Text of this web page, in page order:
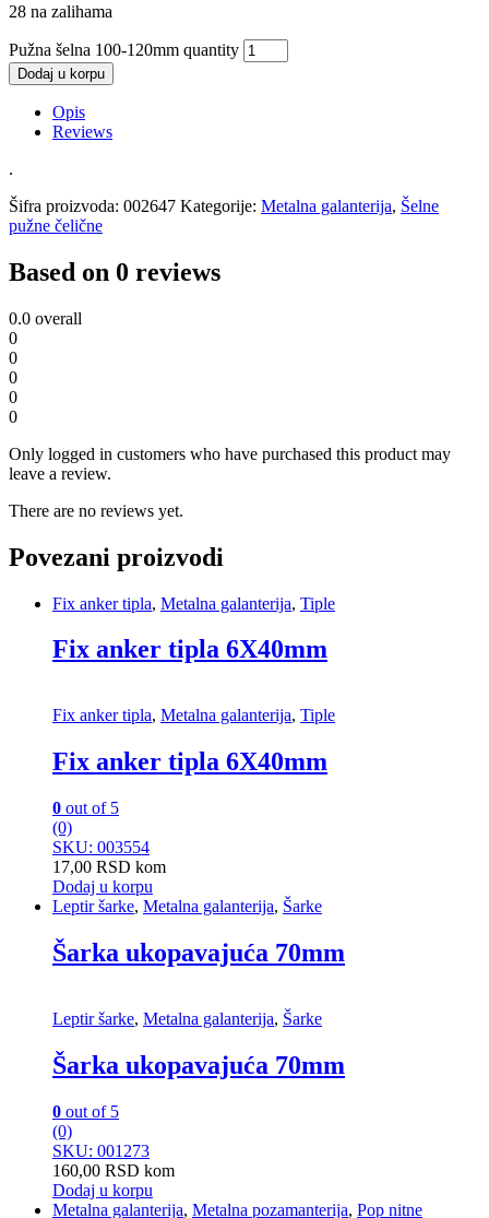
28 na zalihama
Pužna šelna 100-120mm quantity
Dodaj u korpu
Opis
Reviews
.
Šifra proizvoda: 002647 Kategorije: Metalna galanterija, Šelne
pužne čelične
Based on 0 reviews
0.0 overall
0
0
0
0
0
Only logged in customers who have purchased this product may
leave a review.
There are no reviews yet.
Povezani proizvodi
Fix anker tipla, Metalna galanterija, Tiple
Fix anker tipla 6X40mm
Fix anker tipla, Metalna galanterija, Tiple
Fix anker tipla 6X40mm
0 out of 5
(0)
SKU: 003554
17,00 RSD kom
Dodaj u korpu
Leptir šarke, Metalna galanterija, Šarke
Šarka ukopavajuća 70mm
Leptir šarke, Metalna galanterija, Šarke
Šarka ukopavajuća 70mm
0 out of 5
(0)
SKU: 001273
160,00 RSD kom
Dodaj u korpu
Metalna galanterija, Metalna pozamanterija, Pop nitne